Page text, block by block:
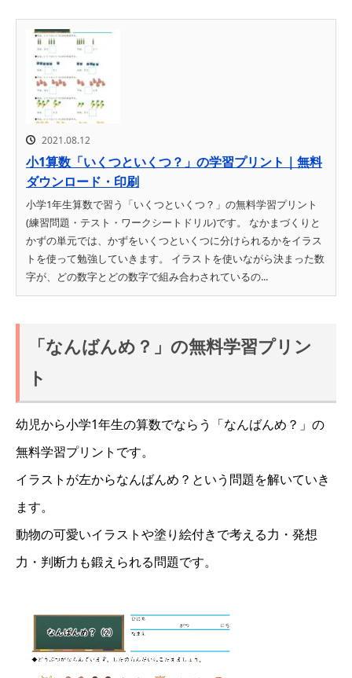
2021.08.12
小1算数「いくつといくつ？」の学習プリント｜無料
ダウンロード・印刷
小学1年生算数で習う「いくつといくつ？」の無料学習プリント
(練習問題・テスト・ワークシートドリル)です。 なかまづくりと
かずの単元では、かずをいくつといくつに分けられるかをイラス
トを使って勉強していきます。 イラストを使いながら決まった数
字が、どの数字とどの数字で組み合わされているの...
「なんばんめ？」の無料学習プリン
ト
幼児から小学1年生の算数でならう「なんばんめ？」の
無料学習プリントです。
イラストが左からなんばんめ？という問題を解いていき
ます。
動物の可愛いイラストや塗り絵付きで考える力・発想
力・判断力も鍛えられる問題です。